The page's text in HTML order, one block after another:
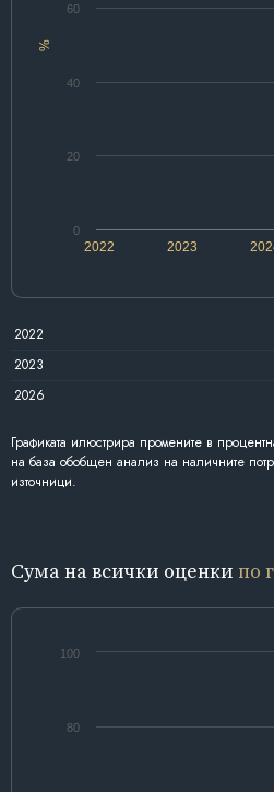
%
2022 2023
0
20
40
60
2022
2023
2026
Графиката илюстрира промените в
на база обобщен анализ на наличните
източници.
Сума на всички оценки по
80
100